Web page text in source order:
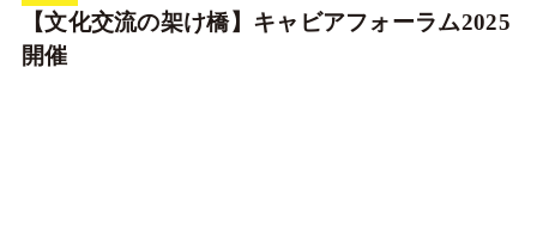
【文化交流の架け橋】キャビアフォーラム2025
開催